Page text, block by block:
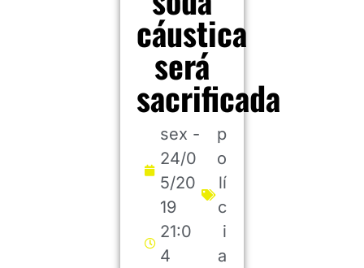
cáustica
será
sacrificada
sex -
24/0
5/20
19
21:0
4
p
o
lí
c
i
a